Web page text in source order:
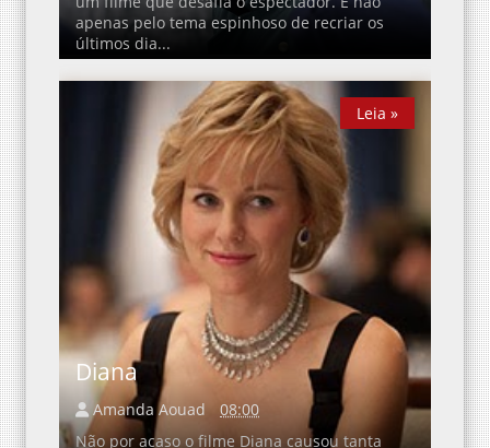
apenas pelo tema espinhoso de recriar os
últimos dia...
Diana
Amanda Aouad
08:00
Não por acaso o filme Diana causou tanta
Leia »
Leia »